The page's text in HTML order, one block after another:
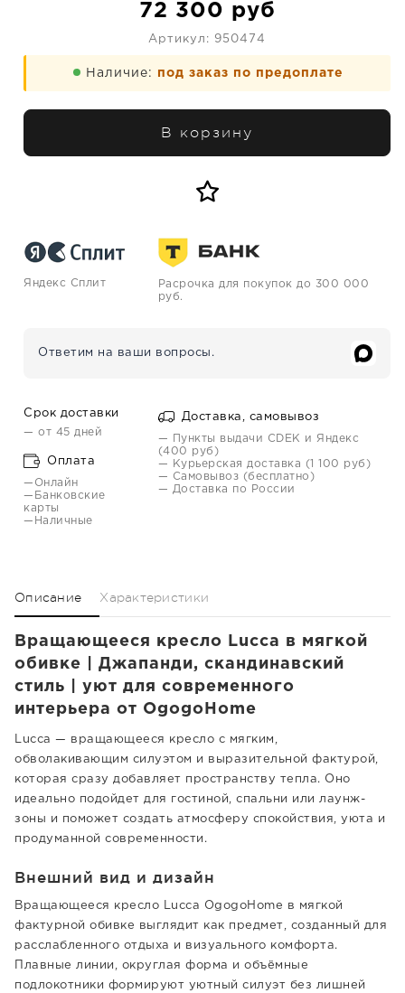
72 300 руб
Артикул: 950474
Наличие: под заказ по предоплате
В корзину
Яндекс Сплит
Расрочка для покупок до 300 000
руб.
Ответим на ваши вопросы.
Срок доставки
— от 45 дней
Оплата
—Онлайн
—Банковские
карты
—Наличные
Доставка, самовывоз
— Пункты выдачи CDEK и Яндекс
(400 руб)
— Курьерская доставка (1 100 руб)
— Самовывоз (бесплатно)
— Доставка по России
Описание Характеристики
Вращающееся кресло Lucca в мягкой
обивке | Джапанди, скандинавский
стиль | уют для современного
интерьера от OgogoHome
Lucca — вращающееся кресло с мягким,
обволакивающим силуэтом и выразительной фактурой,
которая сразу добавляет пространству тепла. Оно
идеально подойдет для гостиной, спальни или лаунж-
зоны и поможет создать атмосферу спокойствия, уюта и
продуманной современности.
Внешний вид и дизайн
Вращающееся кресло Lucca OgogoHome в мягкой
фактурной обивке выглядит как предмет, созданный для
расслабленного отдыха и визуального комфорта.
Плавные линии, округлая форма и объёмные
подлокотники формируют уютный силуэт без лишней